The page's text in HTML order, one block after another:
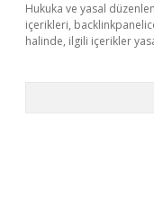
Hukuka ve yasal
içerikleri,
halinde, ilgili içerikler